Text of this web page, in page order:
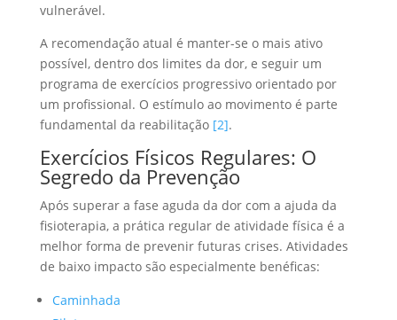
vulnerável.
A recomendação atual é manter-se o mais ativo
possível, dentro dos limites da dor, e seguir um
programa de exercícios progressivo orientado por
um profissional. O estímulo ao movimento é parte
fundamental da reabilitação [2].
Exercícios Físicos Regulares: O
Segredo da Prevenção
Após superar a fase aguda da dor com a ajuda da
fisioterapia, a prática regular de atividade física é a
melhor forma de prevenir futuras crises. Atividades
de baixo impacto são especialmente benéficas:
Caminhada